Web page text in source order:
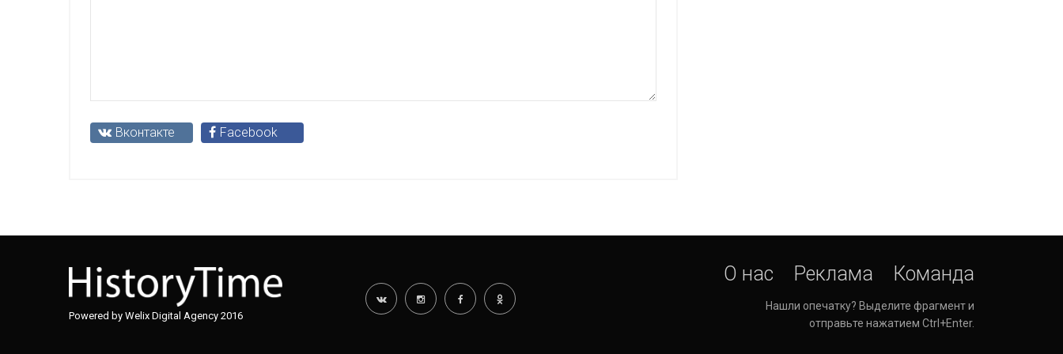
Вконтакте Facebook
Powered by Welix Digital Agency 2016
О нас Реклама Команда
Нашли опечатку? Выделите фрагмент и
отправьте нажатием Ctrl+Enter.